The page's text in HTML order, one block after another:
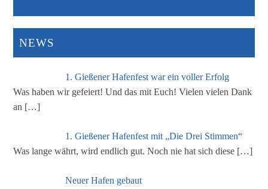
NEWS
1. Gießener Hafenfest war ein voller Erfolg
Was haben wir gefeiert! Und das mit Euch! Vielen vielen Dank
an […]
1. Gießener Hafenfest mit „Die Drei Stimmen“
Was lange währt, wird endlich gut. Noch nie hat sich diese […]
Neuer Hafen gebaut